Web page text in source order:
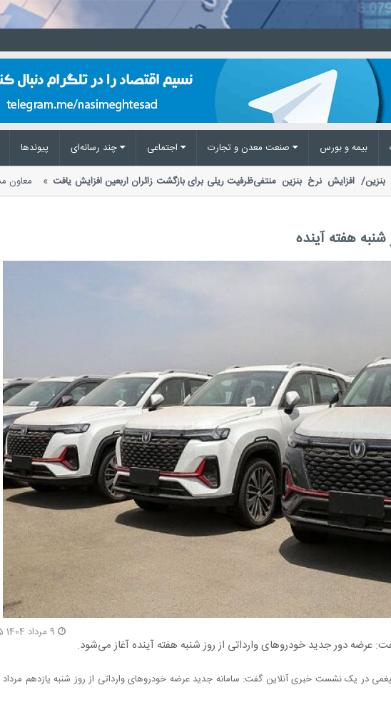
پیوند‌ها بیمه و بورس
ظرفیت ریلی برای بازگشت زائران اربعین افزایش یافت
از افزایش ظرفیت قطارها...
بنزین/ افزایش نرخ بنزین منتفی
بنزین گفت...
هفته آینده
دور جدید خودروهای وارداتی از روز شنبه هفته آینده آغاز می‌شود.‌
در یک نشست خبری آنلاین گفت: سامانه جدید عرضه خودروهای وارداتی از روز شنبه یازدهم مرداد